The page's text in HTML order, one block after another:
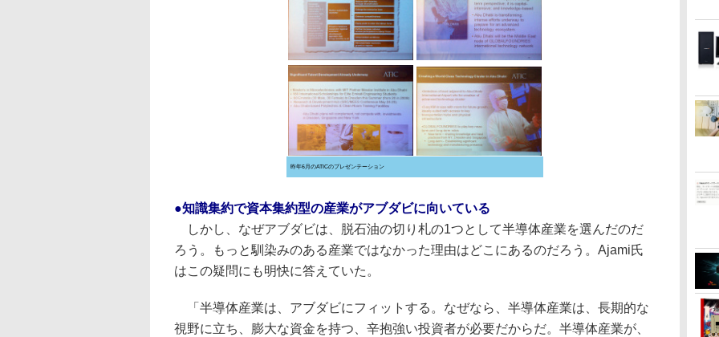
昨年6月のATICのプレゼンテーション
●知識集約で資本集約型の産業がアブダビに向いている
しかし、なぜアブダビは、脱石油の切り札の1つとして半導体産業を選んだのだ
ろう。もっと馴染みのある産業ではなかった理由はどこにあるのだろう。Ajami氏
はこの疑問にも明快に答えていた。
「半導体産業は、アブダビにフィットする。なぜなら、半導体産業は、長期的な
視野に立ち、膨大な資金を持つ、辛抱強い投資者が必要だからだ。半導体産業が、